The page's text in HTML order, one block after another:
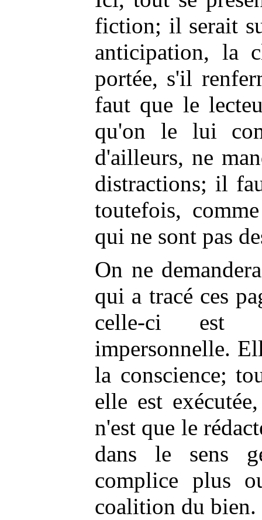
fiction; il serait
anticipation, la
portée, s'il
faut que le
qu'on le lui
d'ailleurs, ne
distractions; il
toutefois,
qui ne sont pas
On ne
qui a tracé ces
celle-ci est
impersonnelle.
la conscience;
elle est
n'est que le
dans le sens
complice plus
coalition du bien.